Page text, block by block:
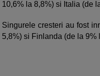
10,6% la 8,8%) si Italia (de
Singurele cresteri au fost
5,8%) si Finlanda (de la 9%